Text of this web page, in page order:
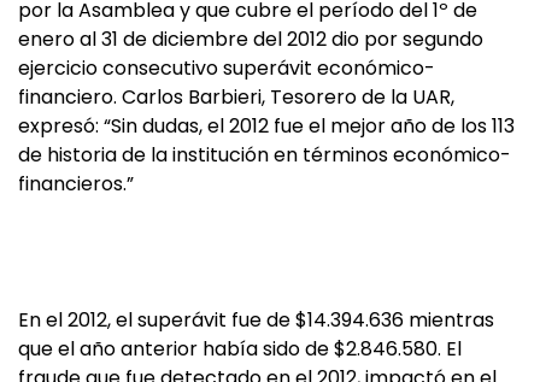
por la Asamblea y que cubre el período del 1º de
enero al 31 de diciembre del 2012 dio por segundo
ejercicio consecutivo superávit económico-
financiero. Carlos Barbieri, Tesorero de la UAR,
expresó: “Sin dudas, el 2012 fue el mejor año de los 113
de historia de la institución en términos económico-
financieros.”
En el 2012, el superávit fue de $14.394.636 mientras
que el año anterior había sido de $2.846.580. El